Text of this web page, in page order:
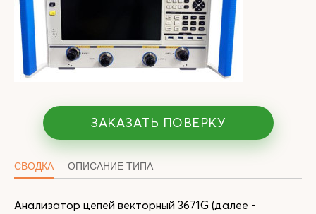
ЗАКАЗАТЬ ПОВЕРКУ
СВОДКА ОПИСАНИЕ ТИПА
Анализатор цепей векторный 3671G (далее -